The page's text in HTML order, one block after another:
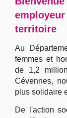
territoire
Au
femmes et
de 1,2
Cévennes,
plus solidaire
De l'action